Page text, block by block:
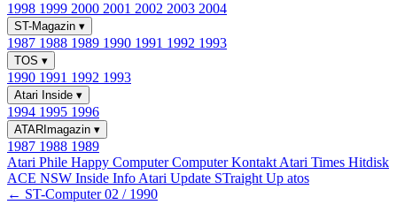
1998 1999 2000 2001 2002 2003 2004
ST-Magazin ▾
1987 1988 1989 1990 1991 1992 1993
TOS ▾
1990 1991 1992 1993
Atari Inside ▾
1994 1995 1996
ATARImagazin ▾
1987 1988 1989
Atari Phile Happy ComputerComputer Kontakt Atari Times Hitdisk
ACE NSW Inside Info Atari Update STraight Up atos
← ST-Computer 02 / 1990